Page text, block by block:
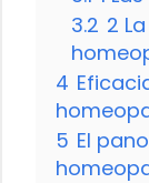
3.2 2
4
5 El